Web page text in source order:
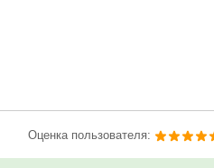
Оценка пользователя: